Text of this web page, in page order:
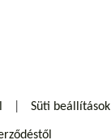
Süti beállítások